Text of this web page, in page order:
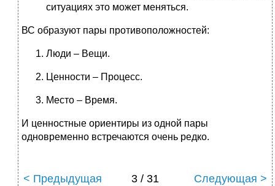
ситуациях это может меняться.
ВС образуют пары противоположностей:
Люди – Вещи.
Ценности – Процесс.
Место – Время.
И ценностные ориентиры из одной пары
одновременно встречаются очень редко.
< Предыдущая 3 / 31 Следующая >